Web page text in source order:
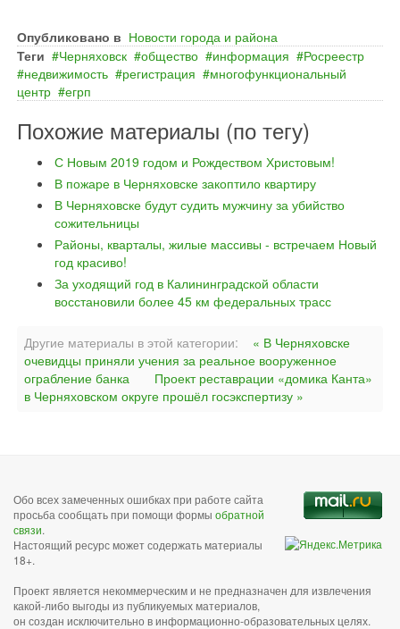
Опубликовано в Новости города и района
Теги
Черняховск общество информация
Росреестр
недвижимость
регистрация
многофункциональный
центр
егрп
Похожие материалы (по тегу)
С Новым 2019 годом и Рождеством Христовым!
В пожаре в Черняховске закоптило квартиру
В Черняховске будут судить мужчину за убийство
сожительницы
Районы, кварталы, жилые массивы - встречаем Новый
год красиво!
За уходящий год в Калининградской области
восстановили более 45 км федеральных трасс
Другие материалы в этой категории:
« В Черняховске
очевидцы приняли учения за реальное вооруженное
ограбление банка
Проект реставрации «домика Канта»
в Черняховском округе прошёл госэкспертизу »
Обо всех замеченных ошибках при работе сайта
просьба сообщать при помощи формы обратной
связи.
Настоящий ресурс может содержать материалы
18+.
Проект является некоммерческим и не предназначен для извлечения
какой-либо выгоды из публикуемых материалов,
он создан исключительно в информационно-образовательных целях.